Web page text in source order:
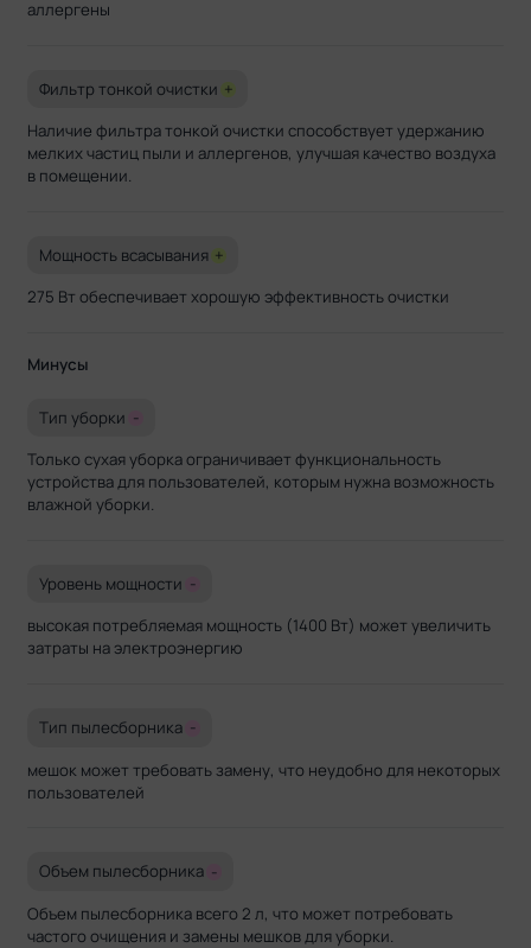
аллергены
Фильтр тонкой очистки +
Наличие фильтра тонкой очистки способствует удержанию
мелких частиц пыли и аллергенов, улучшая качество воздуха
в помещении.
Мощность всасывания +
275 Вт обеспечивает хорошую эффективность очистки
Минусы
Тип уборки -
Только сухая уборка ограничивает функциональность
устройства для пользователей, которым нужна возможность
влажной уборки.
Уровень мощности -
высокая потребляемая мощность (1400 Вт) может увеличить
затраты на электроэнергию
Тип пылесборника -
мешок может требовать замену, что неудобно для некоторых
пользователей
Объем пылесборника -
Объем пылесборника всего 2 л, что может потребовать
частого очищения и замены мешков для уборки.